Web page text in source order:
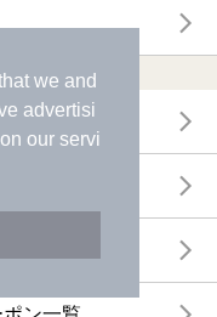
we and
advertisi
our servi
覧
一覧